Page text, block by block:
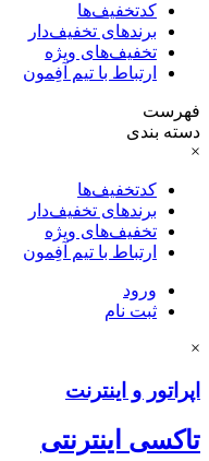
کدتخفیف‌ها
برندهای تخفیف‌دار
تخفیف‌های ویژه
ارتباط با تیم آفِمون
فهرست
دسته بندی
×
کدتخفیف‌ها
برندهای تخفیف‌دار
تخفیف‌های ویژه
ارتباط با تیم آفِمون
ورود
ثبت نام
×
اپراتور و اینترنت
تاکسی اینترنتی